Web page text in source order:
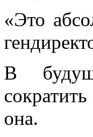
«Это
В
она.